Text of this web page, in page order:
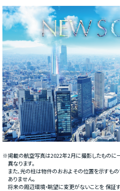
※掲載の航空写真は2022年2月に撮影したものに
異なります。
また、光の柱は物件のおおよその位置を示すも
ありません。
将来の周辺環境・眺望に変更がないことを 保証